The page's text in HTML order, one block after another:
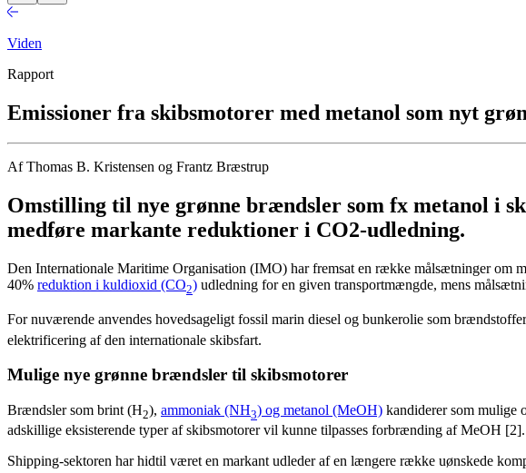
Viden
Rapport
Emissioner fra skibsmotorer med metanol som nyt
Af Thomas B. Kristensen og Frantz Bræstrup
Omstilling til nye grønne brændsler som fx metanol i
medføre markante reduktioner i CO2-udledning.
Den Internationale Maritime Organisation (IMO) har fremsat en række målsætninger om
40% reduktion i kuldioxid (CO2) udledning for en given transportmængde, mens
For nuværende anvendes hovedsageligt fossil marin diesel og bunkerolie som
elektrificering af den internationale skibsfart.
Mulige nye grønne brændsler til skibsmotorer
Brændsler som brint (H2), ammoniak (NH3) og metanol (MeOH) kandiderer som mulige
adskillige eksisterende typer af skibsmotorer vil kunne tilpasses forbrænding af MeOH [2].
Shipping-sektoren har hidtil været en markant udleder af en længere række uønskede